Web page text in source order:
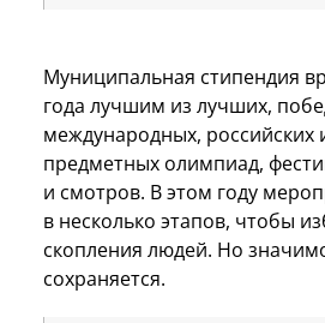
Муниципальная стипендия
года лучшим из лучших,
международных, российских
предметных олимпиад,
и смотров. В этом году
в несколько этапов, чтобы
скопления людей. Но
сохраняется.